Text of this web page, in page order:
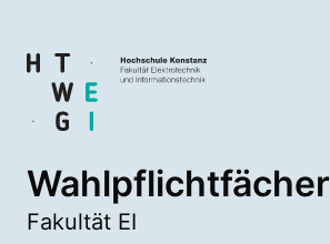
Wahlpflichtfächer
Fakultät EI